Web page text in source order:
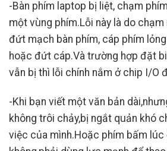
-Bàn phím laptop bị liệt, chạm
một vùng phím.Lỗi này là do
đứt mạch bàn phím, cáp phím
hoặc đứt cáp.Và trường hợp đặt
vẫn bị thì lỗi chính nắm ở chip I/O
-Khi bạn viết một văn bản
không trôi chảy,bị ngắt quản khó
việc của mình.Hoặc phím bấm